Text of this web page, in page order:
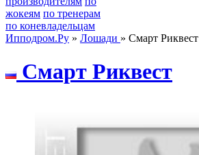
жокеям по тренерам
по коневладельцам
Ипподром.Ру » Лошади » Смарт Риквест
Смaрт Риквест